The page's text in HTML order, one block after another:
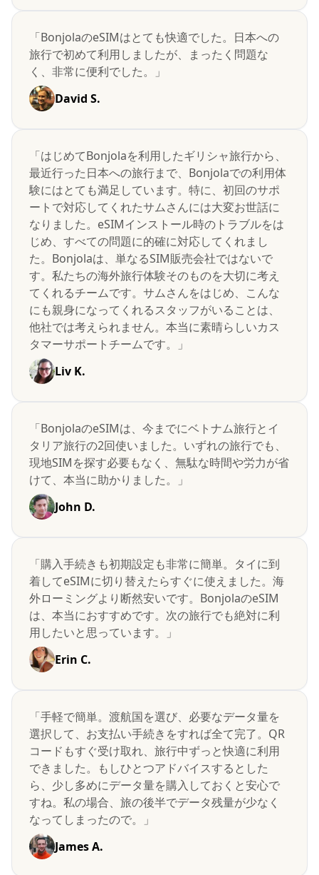
「BonjolaのeSIMはとても快適でした。日本への
旅行で初めて利用しましたが、まったく問題な
く、非常に便利でした。」
David S.
「はじめてBonjolaを利用したギリシャ旅行から、
最近行った日本への旅行まで、Bonjolaでの利用体
験にはとても満足しています。特に、初回のサポ
ートで対応してくれたサムさんには大変お世話に
なりました。eSIMインストール時のトラブルをは
じめ、すべての問題に的確に対応してくれまし
た。Bonjolaは、単なるSIM販売会社ではないで
す。私たちの海外旅行体験そのものを大切に考え
てくれるチームです。サムさんをはじめ、こんな
にも親身になってくれるスタッフがいることは、
他社では考えられません。本当に素晴らしいカス
タマーサポートチームです。」
Liv K.
「BonjolaのeSIMは、今までにベトナム旅行とイ
タリア旅行の2回使いました。いずれの旅行でも、
現地SIMを探す必要もなく、無駄な時間や労力が省
けて、本当に助かりました。」
John D.
「購入手続きも初期設定も非常に簡単。タイに到
着してeSIMに切り替えたらすぐに使えました。海
外ローミングより断然安いです。BonjolaのeSIM
は、本当におすすめです。次の旅行でも絶対に利
用したいと思っています。」
Erin C.
「手軽で簡単。渡航国を選び、必要なデータ量を
選択して、お支払い手続きをすれば全て完了。QR
コードもすぐ受け取れ、旅行中ずっと快適に利用
できました。もしひとつアドバイスするとした
ら、少し多めにデータ量を購入しておくと安心で
すね。私の場合、旅の後半でデータ残量が少なく
なってしまったので。」
James A.